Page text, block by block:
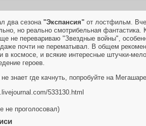
два сезона "Экспансия" от лостфильм.
но реально смотрибельная
не перевариваю "Звездные войны",
даже почти не перематывал. В общем
в космосе, и всякие интересные штучки-
героев.
знает где качнуть, попробуйте на
533130.html
не проголосовал)